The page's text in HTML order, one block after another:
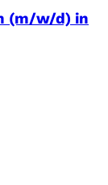
(m/w/d) in